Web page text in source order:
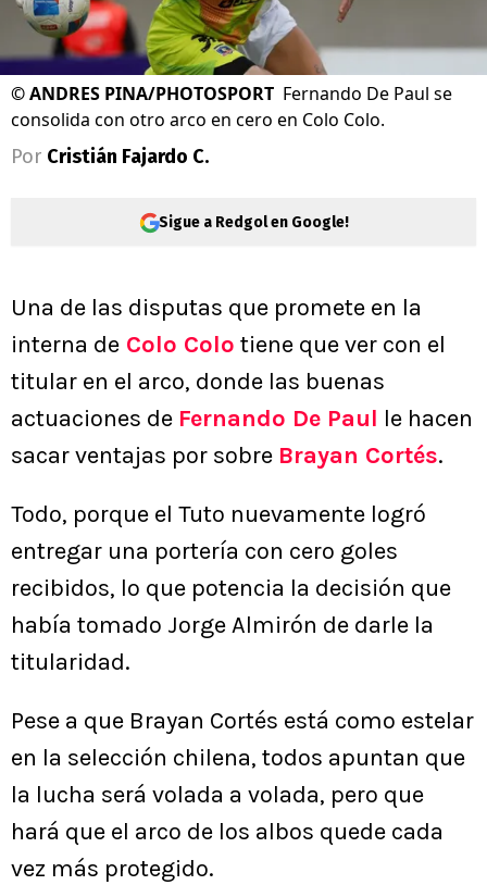
©ANDRES PINA/PHOTOSPORT Fernando De Paul se
consolida con otro arco en cero en Colo Colo.
Por Cristián Fajardo C.
Sigue a Redgol en Google!
Una de las disputas que promete en la
interna de Colo Colo tiene que ver con el
titular en el arco, donde las buenas
actuaciones de Fernando De Paul le hacen
sacar ventajas por sobre Brayan Cortés.
Todo, porque el Tuto nuevamente logró
entregar una portería con cero goles
recibidos, lo que potencia la decisión que
había tomado Jorge Almirón de darle la
titularidad.
Pese a que Brayan Cortés está como estelar
en la selección chilena, todos apuntan que
la lucha será volada a volada, pero que
hará que el arco de los albos quede cada
vez más protegido.